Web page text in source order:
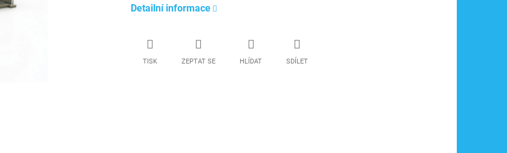
Detailní informace
TISK ZEPTAT SE HLÍDAT SDÍLET